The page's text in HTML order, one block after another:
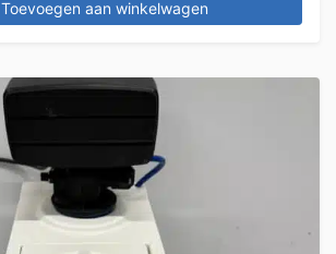
Toevoegen aan winkelwagen